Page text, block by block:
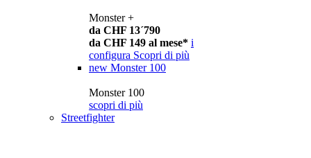
Monster +
da CHF 13´790
da CHF 149 al mese* i
configura Scopri di più
new Monster 100
Monster 100
scopri di più
Streetfighter